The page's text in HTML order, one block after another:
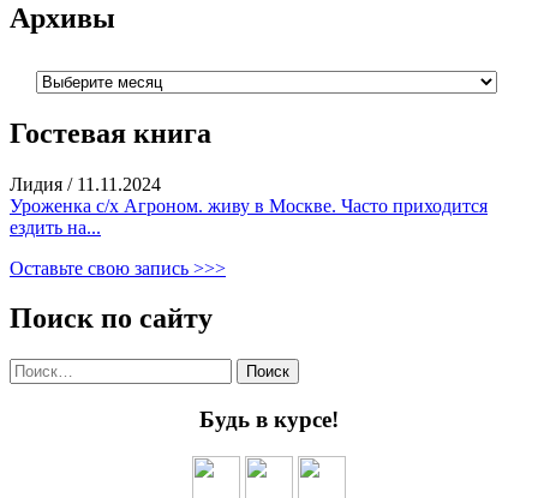
Архивы
Архивы
Гостевая книга
Лидия / 11.11.2024
Уроженка с/х Агроном. живу в Москве. Часто приходится
ездить на...
Оставьте свою запись >>>
Поиск по сайту
Найти:
Будь в курсе!